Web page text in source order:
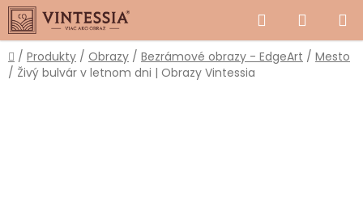
Prejsť
na
obsah
Hľadať
KOŠÍK
Domov
/ Produkty / Obrazy / Bezrámové obrazy - EdgeArt / Mesto
/ Živý bulvár v letnom dni | Obrazy Vintessia